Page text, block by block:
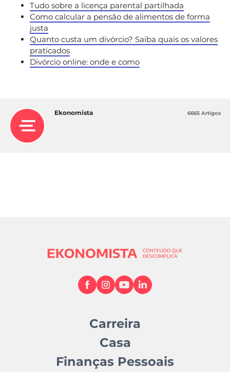
Tudo sobre a licença parental partilhada
Como calcular a pensão de alimentos de forma
justa
Quanto custa um divórcio? Saiba quais os valores
praticados
Divórcio online: onde e como
Ekonomista 6665 Artigos
Carreira
Casa
Finanças Pessoais